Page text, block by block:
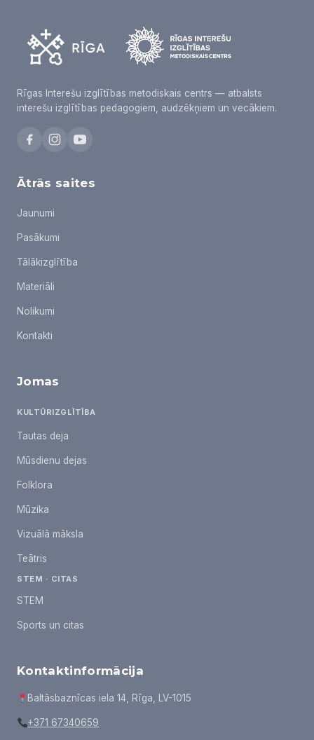
Rīgas Interešu izglītības metodiskais centrs — atbalsts
interešu izglītības pedagogiem, audzēkņiem un vecākiem.
Ātrās saites
Jaunumi
Pasākumi
Tālākizglītība
Materiāli
Nolikumi
Kontakti
Jomas
KULTŪRIZGLĪTĪBA
Tautas deja
Mūsdienu dejas
Folklora
Mūzika
Vizuālā māksla
Teātris
STEM · CITAS
STEM
Sports un citas
Kontaktinformācija
Baltāsbaznīcas iela 14, Rīga, LV-1015
+371 67340659